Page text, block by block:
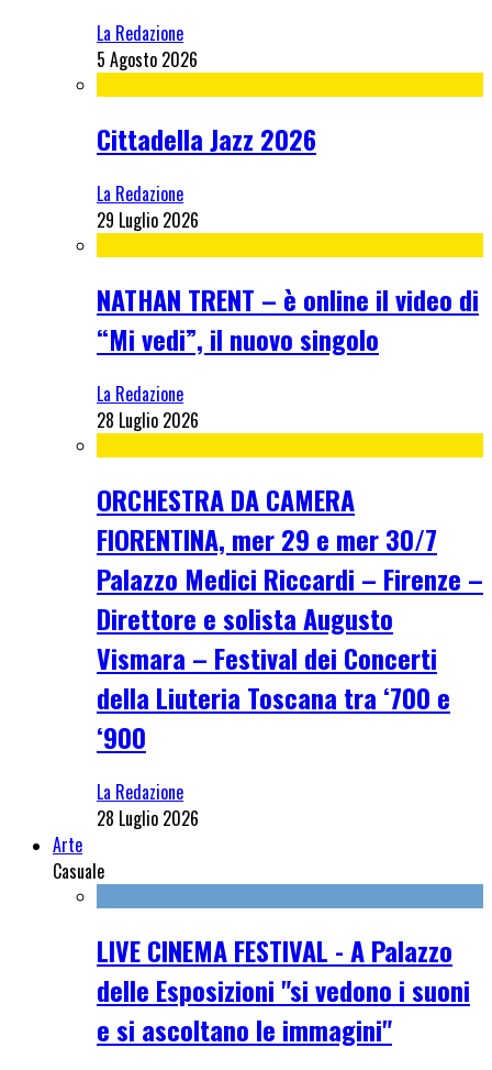
La Redazione
5 Agosto 2026
Cittadella Jazz 2026
La Redazione
29 Luglio 2026
NATHAN TRENT – è online il video di
“Mi vedi”, il nuovo singolo
La Redazione
28 Luglio 2026
ORCHESTRA DA CAMERA
FIORENTINA, mer 29 e mer 30/7
Palazzo Medici Riccardi – Firenze –
Direttore e solista Augusto
Vismara – Festival dei Concerti
della Liuteria Toscana tra ‘700 e
‘900
La Redazione
28 Luglio 2026
Arte
Casuale
LIVE CINEMA FESTIVAL - A Palazzo
delle Esposizioni "si vedono i suoni
e si ascoltano le immagini"